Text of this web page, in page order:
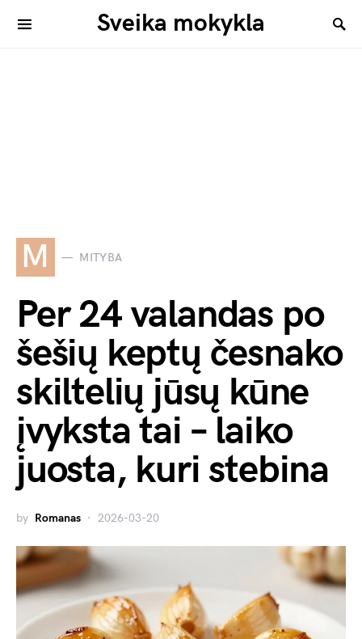
Sveika mokykla
M MITYBA
Per 24 valandas po
šešių keptų česnako
skiltelių jūsų kūne
įvyksta tai – laiko
juosta, kuri stebina
by Romanas 2026-03-20